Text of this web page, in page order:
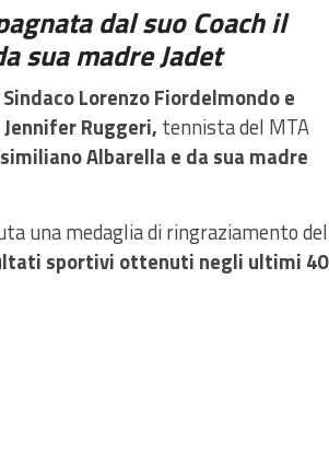
dal suo Coach il
sua madre Jadet
Sindaco Lorenzo Fiordelmondo e
Jennifer Ruggeri, tennista del MTA
Albarella e da sua madre
una medaglia di ringraziamento del
sportivi ottenuti negli ultimi 40